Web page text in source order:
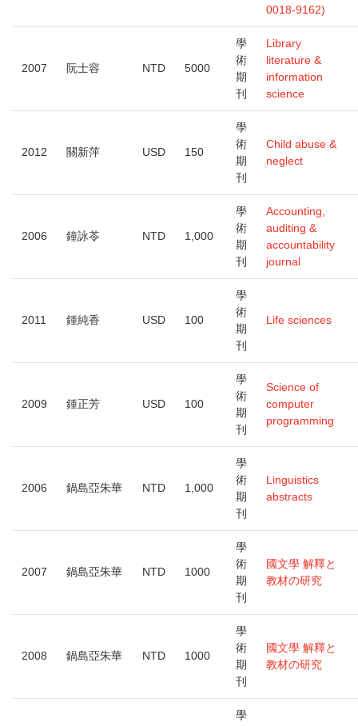
0018-9162)
2007 阮士容 NTD 5000
學
術
期
刊
Library
literature &
information
science
2012 關新萍 USD 150
學
術
期
刊
Child abuse &
neglect
2006 鐘詠苓 NTD 1,000
學
術
期
刊
Accounting,
auditing &
accountability
journal
2011 鍾純香 USD 100
學
術
期
刊
Life sciences
2009 鍾正芳 USD 100
學
術
期
刊
Science of
computer
programming
2006 鍋島亞朱華 NTD 1,000
學
術
期
刊
Linguistics
abstracts
2007 鍋島亞朱華 NTD 1000
學
術
期
刊
國文學 解釋と
教材の研究
2008 鍋島亞朱華 NTD 1000
學
術
期
刊
國文學 解釋と
教材の研究
學